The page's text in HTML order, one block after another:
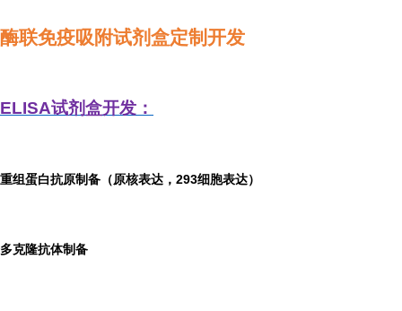
酶联免疫吸附试剂盒定制开发
ELISA试剂盒开发：
重组蛋白抗原制备（原核表达，293细胞表达）
多克隆抗体制备